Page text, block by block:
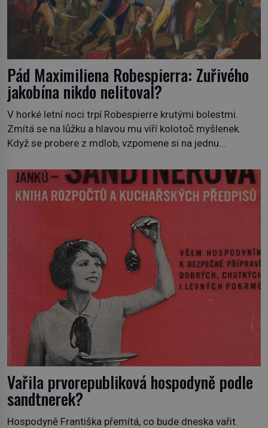
Pád Maximiliena Robespierra: Zuřivého
jakobína nikdo nelitoval?
V horké letní noci trpí Robespierre krutými bolestmi.
Zmítá se na lůžku a hlavou mu víří kolotoč myšlenek.
Když se probere z mdlob, vzpomene si na jednu
Prorokovala mu tragický osud. Tehdy se jí vysmál.
„Robespierre to dotáhne hodně daleko,“ prohlásil o něm
jiný významný francouzský revolucionář, Honoré de
Vařila prvorepubliková hospodyně podle
sandtnerek?
Hospodyně Františka přemítá, co bude dneska vařit.